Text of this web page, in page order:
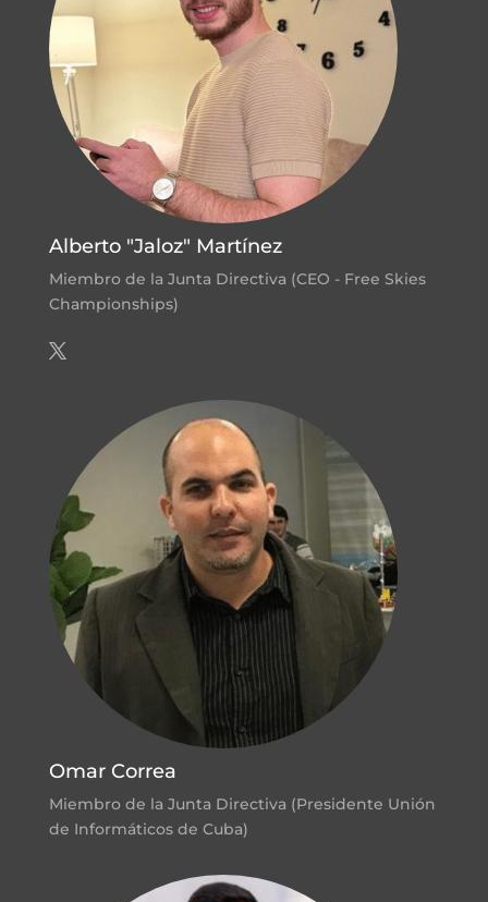
Alberto "Jaloz" Martínez
Miembro de la Junta Directiva (CEO - Free Skies
Championships)
Omar Correa
Miembro de la Junta Directiva (Presidente Unión
de Informáticos de Cuba)